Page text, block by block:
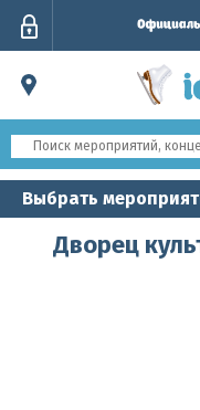
Выбрать
Дворец